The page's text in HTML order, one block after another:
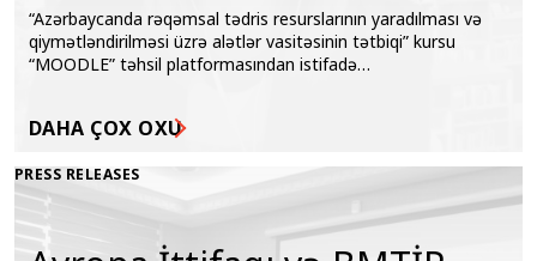
“Azərbaycanda rəqəmsal tədris resurslarının yaradılması və
qiymətləndirilməsi üzrə alətlər vasitəsinin tətbiqi” kursu
“MOODLE” təhsil platformasından istifadə…
DAHA ÇOX OXU
PRESS RELEASES